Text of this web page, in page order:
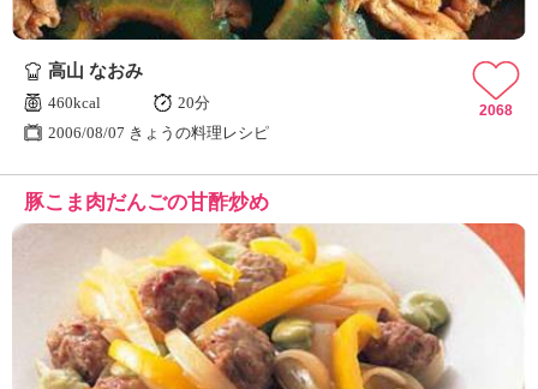
高山 なおみ
460kcal
20分
2006/08/07 きょうの料理レシピ
2068
豚こま肉だんごの甘酢炒め